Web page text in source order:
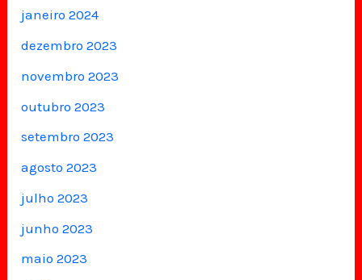
janeiro 2024
dezembro 2023
novembro 2023
outubro 2023
setembro 2023
agosto 2023
julho 2023
junho 2023
maio 2023